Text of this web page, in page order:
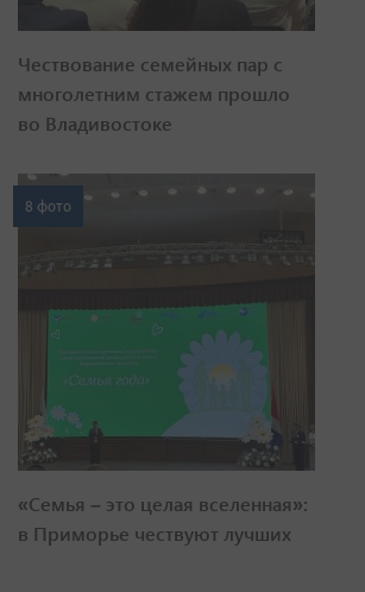
Чествование семейных пар с
многолетним стажем прошло
во Владивостоке
8 фото
«Семья – это целая вселенная»:
в Приморье чествуют лучших